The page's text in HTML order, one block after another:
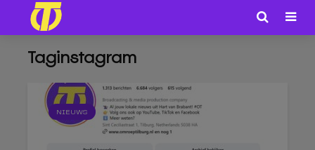
Taginstagram
NIEUWS